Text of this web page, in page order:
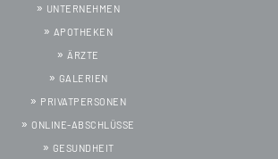
UNTERNEHMEN
APOTHEKEN
ÄRZTE
GALERIEN
PRIVATPERSONEN
ONLINE-ABSCHLÜSSE
GESUNDHEIT